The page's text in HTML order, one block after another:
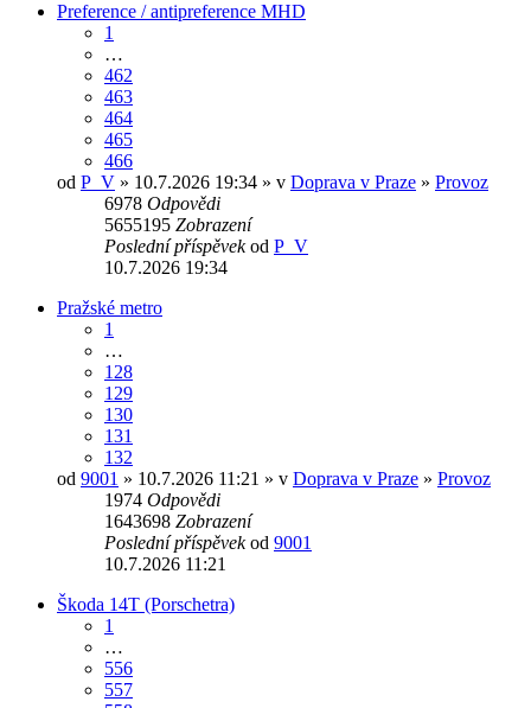
Preference / antipreference MHD
1
…
462
463
464
465
466
od P_V » 10.7.2026 19:34 » v Doprava v Praze » Provoz
6978 Odpovědi
5655195 Zobrazení
Poslední příspěvekod P_V
10.7.2026 19:34
Pražské metro
1
…
128
129
130
131
132
od 9001 » 10.7.2026 11:21 » v Doprava v Praze » Provoz
1974 Odpovědi
1643698 Zobrazení
Poslední příspěvekod 9001
10.7.2026 11:21
Škoda 14T (Porschetra)
1
…
556
557